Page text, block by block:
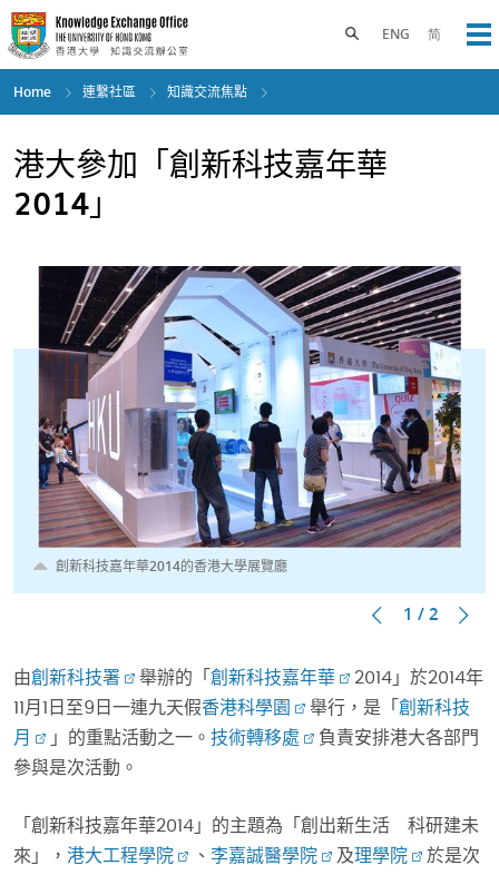
Skip
to
main
content
ENG 简
Toggle search panel
Home 連繫社區 知識交流焦點
港大參加「創新科技嘉年華
2014」
創新科技嘉年華2014的香港大學展覽廳
1 / 2
由創新科技署 舉辦的「 創新科技嘉年華
2014」於2014年
11月1日至9日一連九天假香港科學園 舉行，是「 創新科技
月
」的重點活動之一。 技術轉移處
負責安排港大各部門
參與是次活動。
「創新科技嘉年華2014」的主題為「創出新生活 科研建未
來」， 港大工程學院 、 李嘉誠醫學院 及理學院
於是次